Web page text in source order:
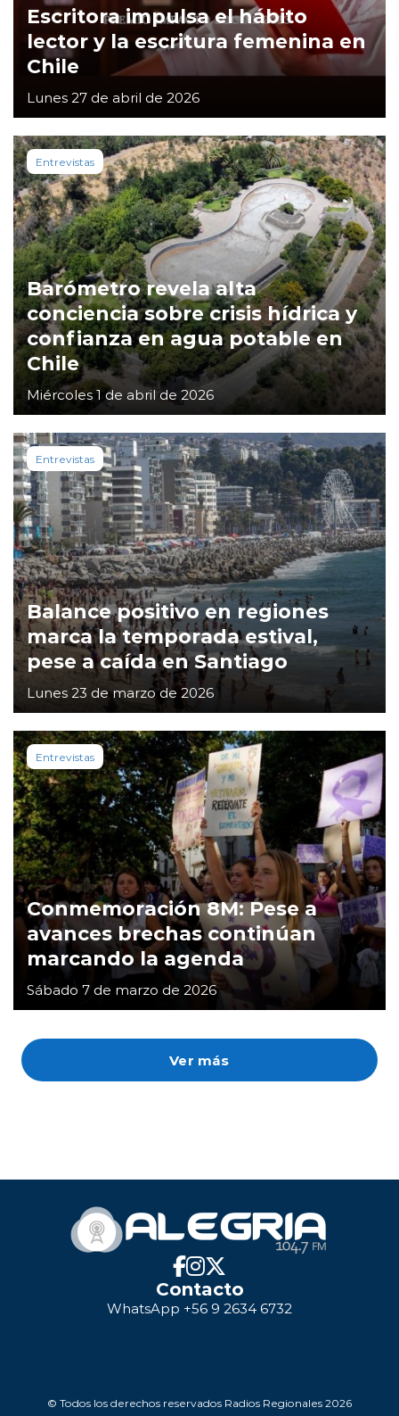
Ver más
Escritora impulsa el hábito
lector y la escritura femenina en
Chile
Lunes 27 de abril de 2026
Entrevistas
Barómetro revela alta
conciencia sobre crisis hídrica y
confianza en agua potable en
Chile
Miércoles 1 de abril de 2026
Entrevistas
Balance positivo en regiones
marca la temporada estival,
pese a caída en Santiago
Lunes 23 de marzo de 2026
Entrevistas
Conmemoración 8M: Pese a
avances brechas continúan
marcando la agenda
Sábado 7 de marzo de 2026
Contacto
WhatsApp +56 9 2634 6732
© Todos los derechos reservados Radios Regionales 2026